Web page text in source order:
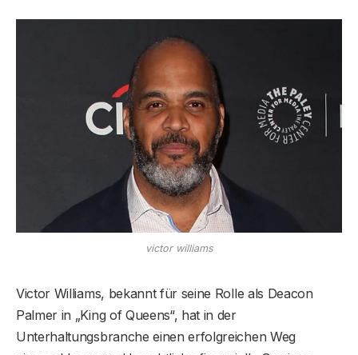
victor williams
Victor Williams, bekannt für seine Rolle als Deacon
Palmer in „King of Queens“, hat in der
Unterhaltungsbranche einen erfolgreichen Weg